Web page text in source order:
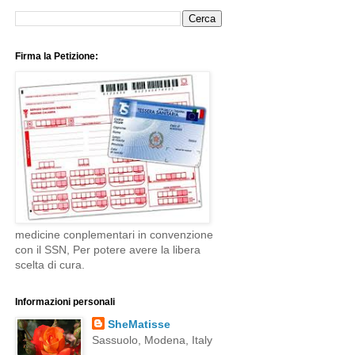
Firma la Petizione:
medicine conplementari in convenzione
con il SSN, Per potere avere la libera
scelta di cura.
Informazioni personali
SheMatisse
Sassuolo, Modena, Italy